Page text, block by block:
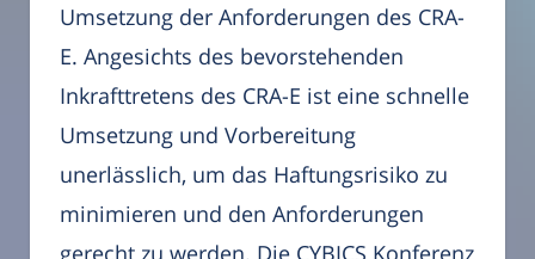
Umsetzung der Anforderungen des CRA-
E. Angesichts des bevorstehenden
Inkrafttretens des CRA-E ist eine schnelle
Umsetzung und Vorbereitung
unerlässlich, um das Haftungsrisiko zu
minimieren und den Anforderungen
gerecht zu werden. Die CYBICS Konferenz